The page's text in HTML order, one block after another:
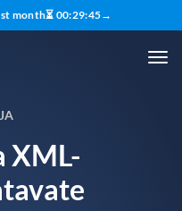
month⏳ 00:29:44→
XML-